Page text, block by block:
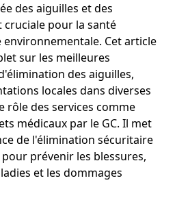
des aiguilles et des
cruciale pour la santé
Cet article
sur les meilleures
des aiguilles,
locales dans diverses
rôle des services comme
médicaux par le GC. Il met
de l'élimination sécuritaire
prévenir les blessures,
et les dommages